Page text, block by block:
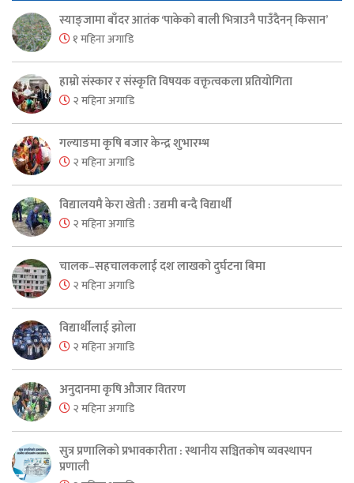
स्याङ्जामा बाँदर आतंक ‘पाकेको बाली भित्राउनै पाउँदैनन् किसान’
१ महिना अगाडि
हाम्रो संस्कार र संस्कृति विषयक वक्तृत्वकला प्रतियोगिता
२ महिना अगाडि
गल्याङमा कृषि बजार केन्द्र शुभारम्भ
२ महिना अगाडि
विद्यालयमै केरा खेती : उद्यमी बन्दै विद्यार्थी
२ महिना अगाडि
चालक–सहचालकलाई दश लाखको दुर्घटना बिमा
२ महिना अगाडि
विद्यार्थीलाई झोला
२ महिना अगाडि
अनुदानमा कृषि औजार वितरण
२ महिना अगाडि
सुत्र प्रणालिको प्रभावकारीता : स्थानीय सञ्चितकोष व्यवस्थापन
प्रणाली